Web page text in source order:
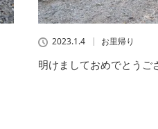
2023.1.4 お里帰り
明けましておめでとうご